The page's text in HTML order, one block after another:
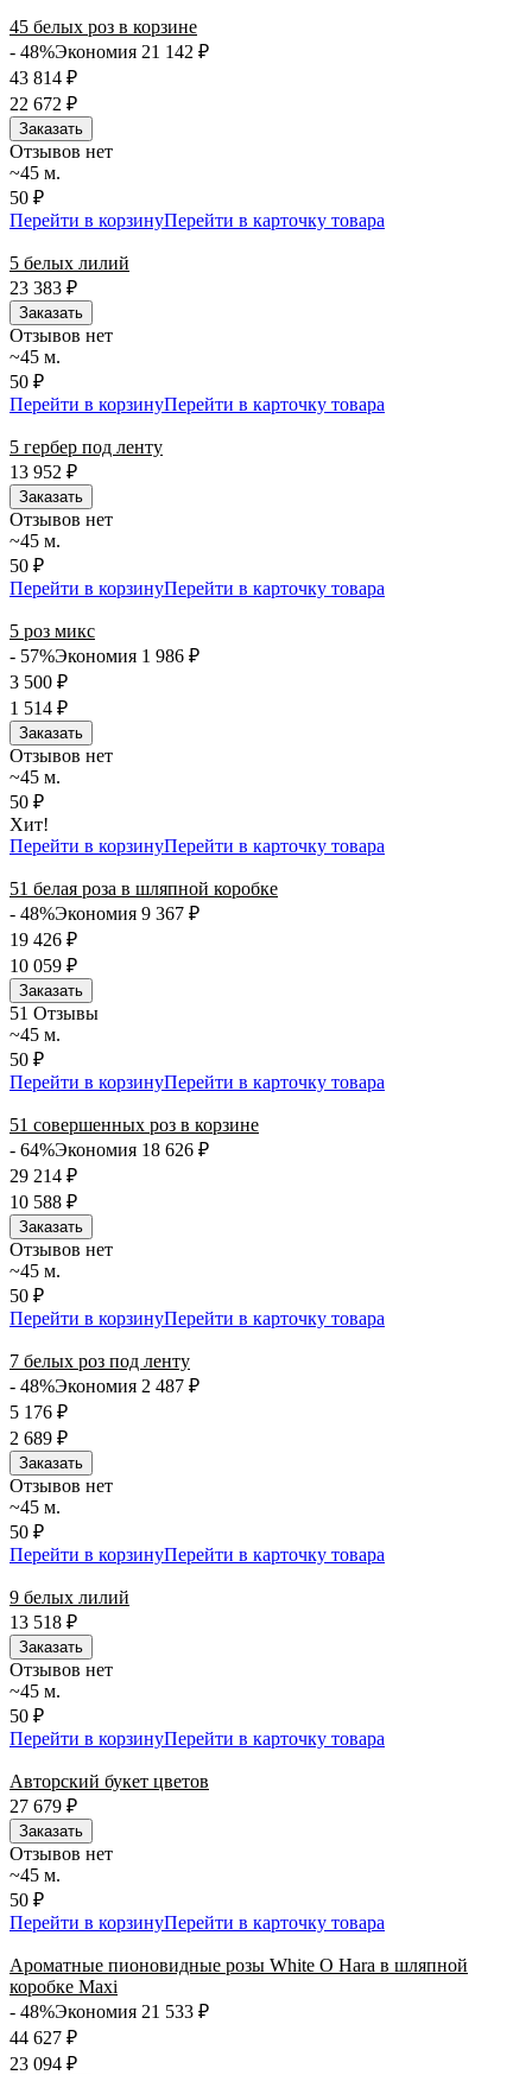
45 белых роз в корзине
- 48%Экономия 21 142 ₽
43 814 ₽
22 672 ₽
Заказать
Отзывов нет
~45 м.
50 ₽
Перейти в корзинуПерейти в карточку товара
5 белых лилий
23 383 ₽
Заказать
Отзывов нет
~45 м.
50 ₽
Перейти в корзинуПерейти в карточку товара
5 гербер под ленту
13 952 ₽
Заказать
Отзывов нет
~45 м.
50 ₽
Перейти в корзинуПерейти в карточку товара
5 роз микс
- 57%Экономия 1 986 ₽
3 500 ₽
1 514 ₽
Заказать
Отзывов нет
~45 м.
50 ₽
Хит!
Перейти в корзинуПерейти в карточку товара
51 белая роза в шляпной коробке
- 48%Экономия 9 367 ₽
19 426 ₽
10 059 ₽
Заказать
51 Отзывы
~45 м.
50 ₽
Перейти в корзинуПерейти в карточку товара
51 совершенных роз в корзине
- 64%Экономия 18 626 ₽
29 214 ₽
10 588 ₽
Заказать
Отзывов нет
~45 м.
50 ₽
Перейти в корзинуПерейти в карточку товара
7 белых роз под ленту
- 48%Экономия 2 487 ₽
5 176 ₽
2 689 ₽
Заказать
Отзывов нет
~45 м.
50 ₽
Перейти в корзинуПерейти в карточку товара
9 белых лилий
13 518 ₽
Заказать
Отзывов нет
~45 м.
50 ₽
Перейти в корзинуПерейти в карточку товара
Авторский букет цветов
27 679 ₽
Заказать
Отзывов нет
~45 м.
50 ₽
Перейти в корзинуПерейти в карточку товара
Ароматные пионовидные розы White O Hara в шляпной
коробке Maxi
- 48%Экономия 21 533 ₽
44 627 ₽
23 094 ₽